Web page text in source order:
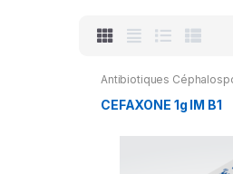
Antibiotiques
CEFAXONE 1g IM B1